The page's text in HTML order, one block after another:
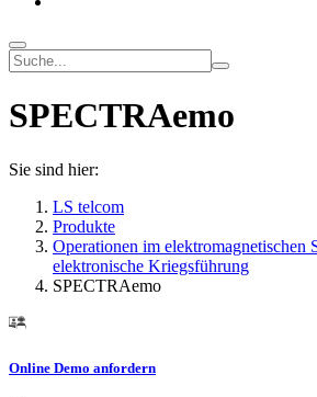
SPECTRAemo
Sie sind hier:
LS telcom
Produkte
Operationen im elektromagnetischen
elektronische Kriegsführung
SPECTRAemo
Online Demo anfordern